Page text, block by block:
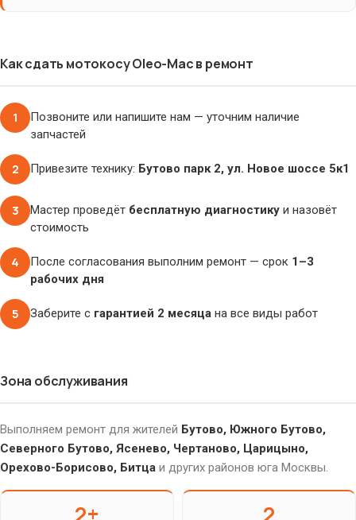
Как сдать мотокосу Oleo-Mac в ремонт
1
Позвоните или напишите нам — уточним наличие
запчастей
2 Привезите технику: Бутово парк 2, ул. Новое шоссе 5к1
3 Мастер проведёт бесплатную диагностику и назовёт
стоимость
4 После согласования выполним ремонт — срок 1–3
рабочих дня
5 Заберите с гарантией 2 месяца на все виды работ
Зона обслуживания
Выполняем ремонт для жителей Бутово, Южного Бутово,
Северного Бутово, Ясенево, Чертаново, Царицыно,
Орехово-Борисово, Битца и других районов юга Москвы.
2+ 2